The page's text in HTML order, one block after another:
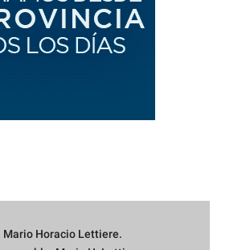
Mario Horacio Lettiere.